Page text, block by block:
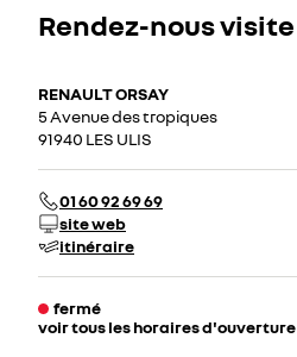
Rendez-nous visite
RENAULT ORSAY
5 Avenue des tropiques
91940 LES ULIS
01 60 92 69 69
site web
itinéraire
fermé
voir tous les horaires d'ouverture